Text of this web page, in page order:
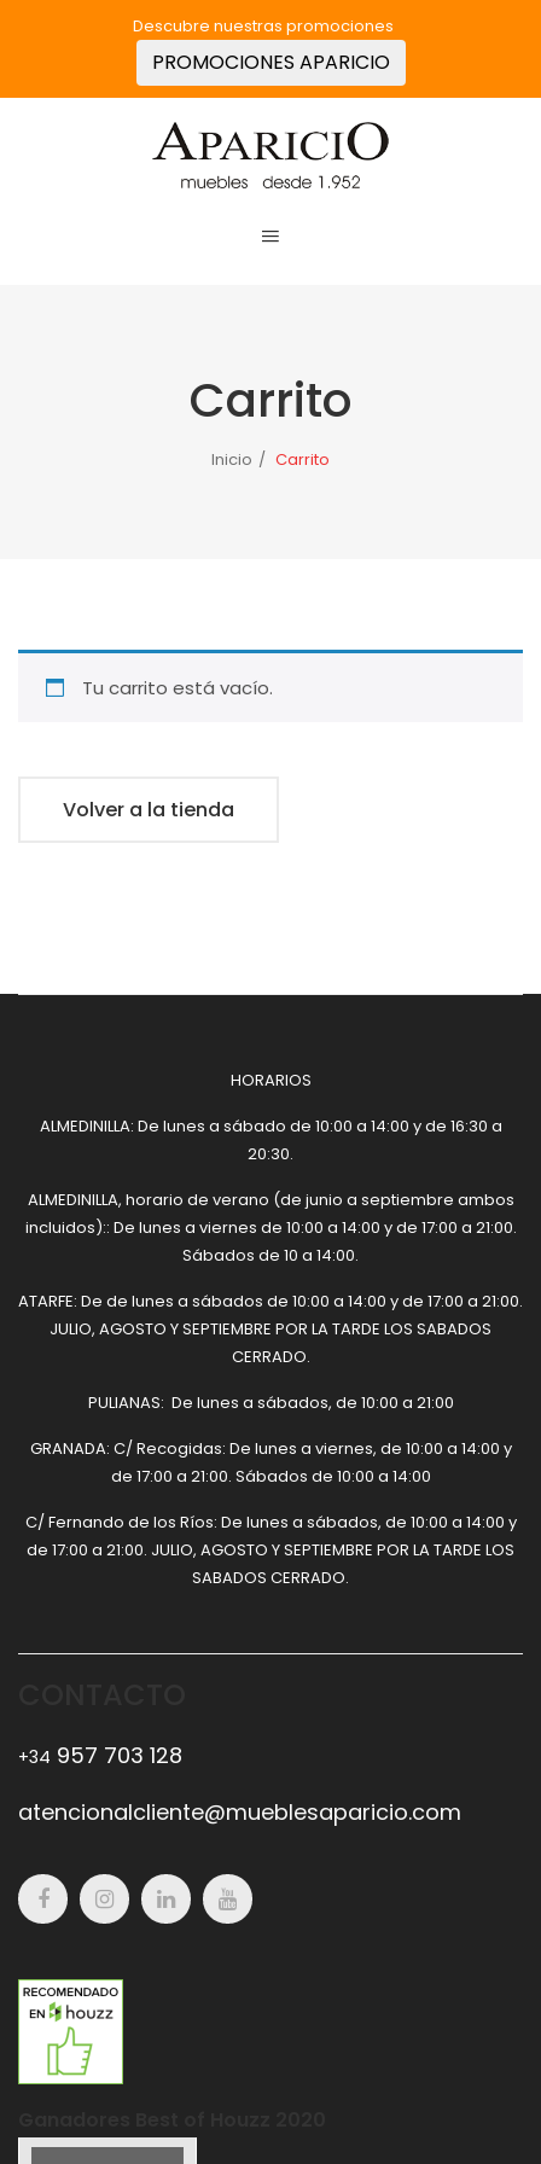
Descubre nuestras promociones
PROMOCIONES APARICIO
Carrito
Inicio / Carrito
Tu carrito está vacío.
Volver a la tienda
HORARIOS
ALMEDINILLA: De lunes a sábado de 10:00 a 14:00 y de 16:30 a
20:30.
ALMEDINILLA, horario de verano (de junio a septiembre ambos
incluidos):: De lunes a viernes de 10:00 a 14:00 y de 17:00 a 21:00.
Sábados de 10 a 14:00.
ATARFE: De de lunes a sábados de 10:00 a 14:00 y de 17:00 a 21:00.
JULIO, AGOSTO Y SEPTIEMBRE POR LA TARDE LOS SABADOS
CERRADO.
PULIANAS: De lunes a sábados, de 10:00 a 21:00
GRANADA: C/ Recogidas: De lunes a viernes, de 10:00 a 14:00 y
de 17:00 a 21:00. Sábados de 10:00 a 14:00
C/ Fernando de los Ríos: De lunes a sábados, de 10:00 a 14:00 y
de 17:00 a 21:00. JULIO, AGOSTO Y SEPTIEMBRE POR LA TARDE LOS
SABADOS CERRADO.
+34 957 703 128
atencionalcliente@mueblesaparicio.com